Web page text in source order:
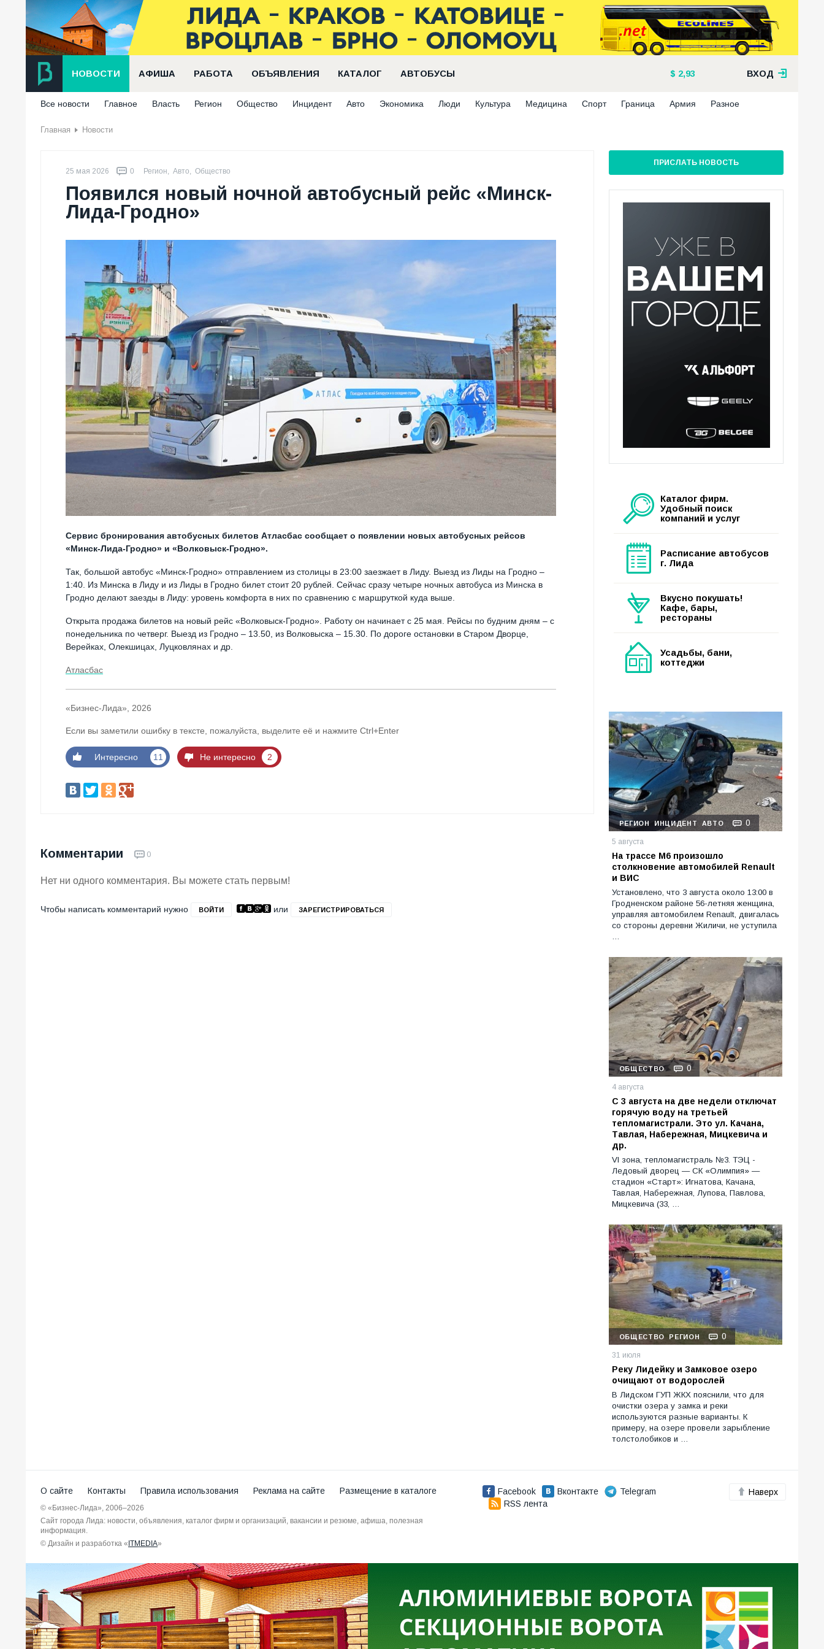
НОВОСТИ АФИША РАБОТА ОБЪЯВЛЕНИЯ КАТАЛОГ АВТОБУСЫ 2,93 ВХОД
Все новости Главное Власть Регион Общество Инцидент Авто Экономика Люди Культура Медицина Спорт Граница Армия Разное
Главная Новости
25 мая 2026 0 Регион, Авто, Общество
Появился новый ночной автобусный рейс «Минск-
Лида-Гродно»
Сервис бронирования автобусных билетов Атласбас сообщает о появлении новых автобусных рейсов
«Минск-Лида-Гродно» и «Волковыск-Гродно».
Так, большой автобус «Минск-Гродно» отправлением из столицы в 23:00 заезжает в Лиду. Выезд из Лиды на Гродно –
1:40. Из Минска в Лиду и из Лиды в Гродно билет стоит 20 рублей. Сейчас сразу четыре ночных автобуса из Минска в
Гродно делают заезды в Лиду: уровень комфорта в них по сравнению с маршруткой куда выше.
Открыта продажа билетов на новый рейс «Волковыск-Гродно». Работу он начинает с 25 мая. Рейсы по будним дням – с
понедельника по четверг. Выезд из Гродно – 13.50, из Волковыска – 15.30. По дороге остановки в Старом Дворце,
Верейках, Олекшицах, Луцковлянах и др.
Атласбас
«Бизнес-Лида», 2026
Если вы заметили ошибку в тексте, пожалуйста, выделите её и нажмите Ctrl+Enter
Интересно 11 Не интересно 2
Комментарии 0
Нет ни одного комментария. Вы можете стать первым!
Чтобы написать комментарий нужно ВОЙТИ или ЗАРЕГИСТРИРОВАТЬСЯ
ПРИСЛАТЬ НОВОСТЬ
Каталог фирм.
Удобный поиск
компаний и услуг
Расписание автобусов
г. Лида
Вкусно покушать!
Кафе, бары,
рестораны
Усадьбы, бани,
коттеджи
РЕГИОН ИНЦИДЕНТ АВТО 0
5 августа
На трассе М6 произошло
столкновение автомобилей Renault
и ВИС
Установлено, что 3 августа около 13:00 в
Гродненском районе 56-летняя женщина,
управляя автомобилем Renault, двигалась
со стороны деревни Жиличи, не уступила
…
ОБЩЕСТВО 0
4 августа
С 3 августа на две недели отключат
горячую воду на третьей
тепломагистрали. Это ул. Качана,
Тавлая, Набережная, Мицкевича и
др.
VI зона, тепломагистраль №3. ТЭЦ -
Ледовый дворец — СК «Олимпия» —
стадион «Старт»: Игнатова, Качана,
Тавлая, Набережная, Лупова, Павлова,
Мицкевича (33, …
ОБЩЕСТВО РЕГИОН 0
31 июля
Реку Лидейку и Замковое озеро
очищают от водорослей
В Лидском ГУП ЖКХ пояснили, что для
очистки озера у замка и реки
используются разные варианты. К
примеру, на озере провели зарыбление
толстолобиков и …
О сайте Контакты Правила использования Реклама на сайте Размещение в каталоге
© «Бизнес-Лида», 2006–2026
Сайт города Лида: новости, объявления, каталог фирм и организаций, вакансии и резюме, афиша, полезная
информация.
© Дизайн и разработка « ITMEDIA»
Facebook Вконтакте
Telegram
RSS лента
Наверх